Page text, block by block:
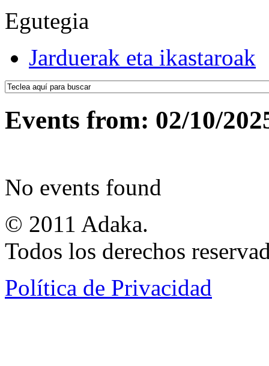
Egutegia
Jarduerak eta ikastaroak
Events from: 02/10/
No events found
© 2011 Adaka.
Todos los derechos
Política de Privacidad